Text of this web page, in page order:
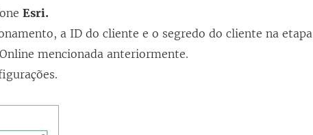
Esri.
a ID do cliente e o segredo do cliente na etapa
mencionada anteriormente.